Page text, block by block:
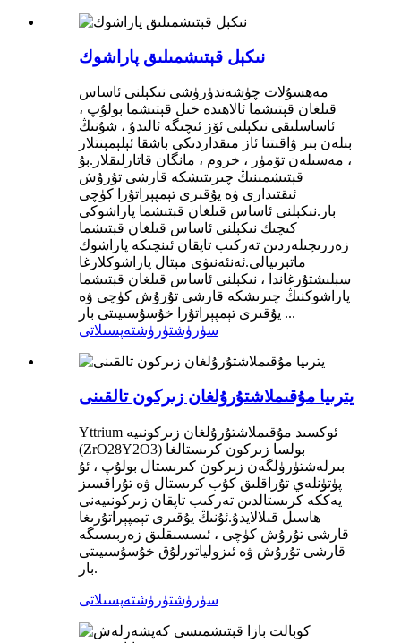
نىكېل قېتىشمىلىق پاراشوك
مەھسۇلات چۈشەندۈرۈشى نىكېلنى ئاساس
قىلغان قېتىشما ئالاھىدە خىل قېتىشما بولۇپ ،
ئاساسلىقى نىكېلنى ئۆز ئىچىگە ئالىدۇ ، شۇنىڭ
بىلەن بىر ۋاقىتتا ئاز مىقداردىكى باشقا ئېلېمېنتلار
، مەسىلەن تۆمۈر ، خروم ، مانگان قاتارلىقلار.بۇ
قېتىشمىنىڭ چىرىتىشكە قارشى تۇرۇش
ئىقتىدارى ۋە يۇقىرى تېمپېراتۇرا كۈچى
بار.نىكېلنى ئاساس قىلغان قېتىشما پاراشوكى
كىچىك نىكېلنى ئاساس قىلغان قېتىشما
زەررىچىلەردىن تەركىب تاپقان ئىنچىكە پاراشوك
ماتېرىيالى.ئەنئەنىۋى مېتال پاراشوكلارغا
سېلىشتۇرغاندا ، نىكېلنى ئاساس قىلغان قېتىشما
پاراشوكنىڭ چىرىشكە قارشى تۇرۇش كۈچى ۋە
يۇقىرى تېمپېراتۇرا خۇسۇسىيىتى بار ...
سۈرۈشتۈرۈشتەپسىلاتى
يترىيا مۇقىملاشتۇرۇلغان زىركون تالقىنى
Yttrium ئوكسىد مۇقىملاشتۇرۇلغان زىركونىيە
(ZrO28Y2O3) بولسا زىركون كرىستالغا
بىرلەشتۈرۈلگەن زىركون كىرىستال بولۇپ ، ئۇ
پۈتۈنلەي تۇراقلىق كۇب كرىستال ۋە تۇراقسىز
يەككە كرىستالدىن تەركىب تاپقان زىركونىيەنى
ھاسىل قىلالايدۇ.ئۇنىڭ يۇقىرى تېمپېراتۇرىغا
قارشى تۇرۇش كۈچى ، ئىسسىقلىق زەربىسىگە
قارشى تۇرۇش ۋە ئىزولياتورلۇق خۇسۇسىيىتى
بار.
سۈرۈشتۈرۈشتەپسىلاتى